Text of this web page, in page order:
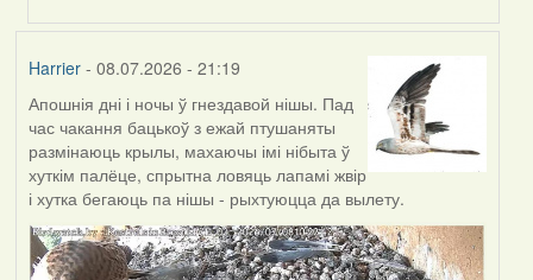
Harrier- 08.07.2026 - 21:19
Апошнія дні і ночы ў гнездавой нішы. Пад
час чакання бацькоў з ежай птушаняты
размінаюць крылы, махаючы імі нібыта ў
хуткім палёце, спрытна ловяць лапамі жвір
і хутка бегаюць па нішы - рыхтуюцца да вылету.